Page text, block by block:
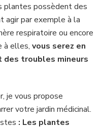
plantes possèdent des
agir par exemple à la
respiratoire ou encore
à elles, vous serez en
des troubles mineurs
je vous propose
votre jardin médicinal.
: Les plantes